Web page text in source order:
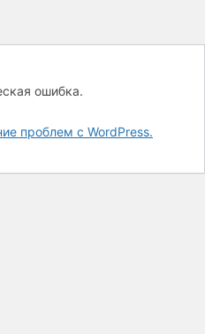
ошибка.
проблем с WordPress.